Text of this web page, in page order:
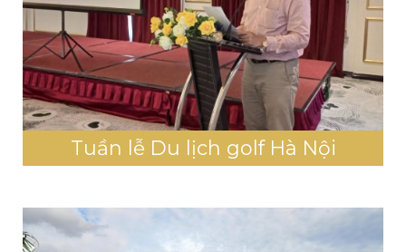
Tuần lễ Du lịch golf Hà Nội